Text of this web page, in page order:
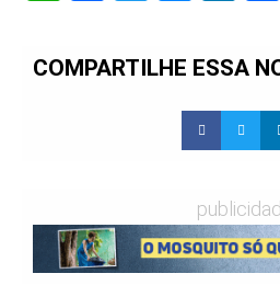
COMPARTILHE ESSA